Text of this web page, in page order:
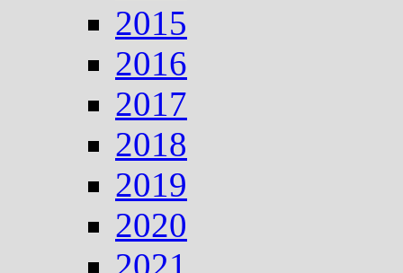
2015
2016
2017
2018
2019
2020
2021